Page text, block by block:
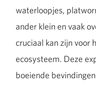
waterloopjes,
ander klein en vaak
cruciaal kan zijn voor
ecosysteem. Deze
boeiende